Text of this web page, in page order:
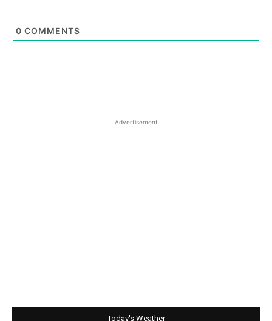
0 COMMENTS
Advertisement
Today's Weather